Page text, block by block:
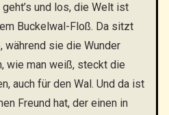
und los, die Welt ist
Buckelwal-Floß. Da sitzt
während sie die Wunder
wie man weiß, steckt die
auch für den Wal. Und da ist
Freund hat, der einen in